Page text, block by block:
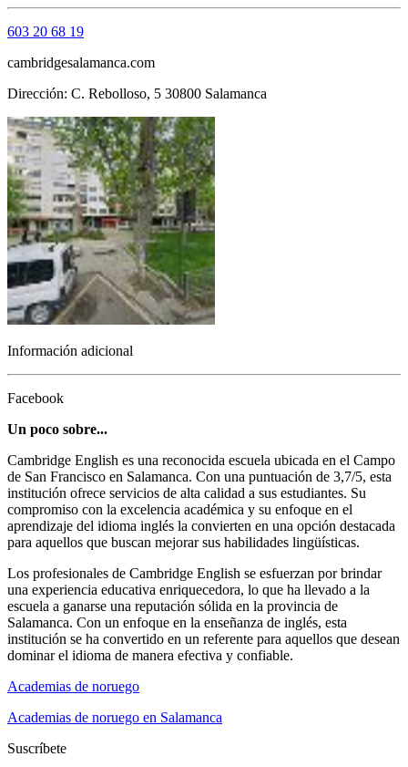
603 20 68 19
cambridgesalamanca.com
Dirección: C. Rebolloso, 5 30800 Salamanca
Información adicional
Facebook
Un poco sobre...
Cambridge English es una reconocida escuela ubicada en el Campo
de San Francisco en Salamanca. Con una puntuación de 3,7/5, esta
institución ofrece servicios de alta calidad a sus estudiantes. Su
compromiso con la excelencia académica y su enfoque en el
aprendizaje del idioma inglés la convierten en una opción destacada
para aquellos que buscan mejorar sus habilidades lingüísticas.
Los profesionales de Cambridge English se esfuerzan por brindar
una experiencia educativa enriquecedora, lo que ha llevado a la
escuela a ganarse una reputación sólida en la provincia de
Salamanca. Con un enfoque en la enseñanza de inglés, esta
institución se ha convertido en un referente para aquellos que desean
dominar el idioma de manera efectiva y confiable.
Academias de noruego
Academias de noruego en Salamanca
Suscríbete